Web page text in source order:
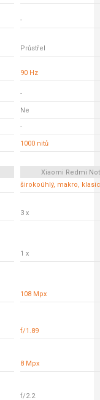
-
Průstřel
90 Hz
-
Ne
-
1000 nitů
Xiaomi Redmi
širokoúhlý, makro,
3 x
1 x
108 Mpx
f/1.89
8 Mpx
f/2.2